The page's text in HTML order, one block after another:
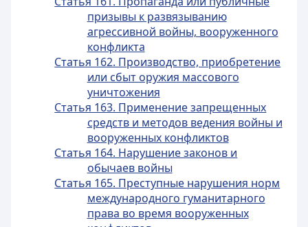
призывы к развязыванию
агрессивной войны, вооруженного
конфликта
Статья 162. Производство, приобретение
или сбыт оружия массового
уничтожения
Статья 163. Применение запрещенных
средств и методов ведения войны и
вооруженных конфликтов
Статья 164. Нарушение законов и
обычаев войны
Статья 165. Преступные нарушения норм
международного гуманитарного
права во время вооруженных